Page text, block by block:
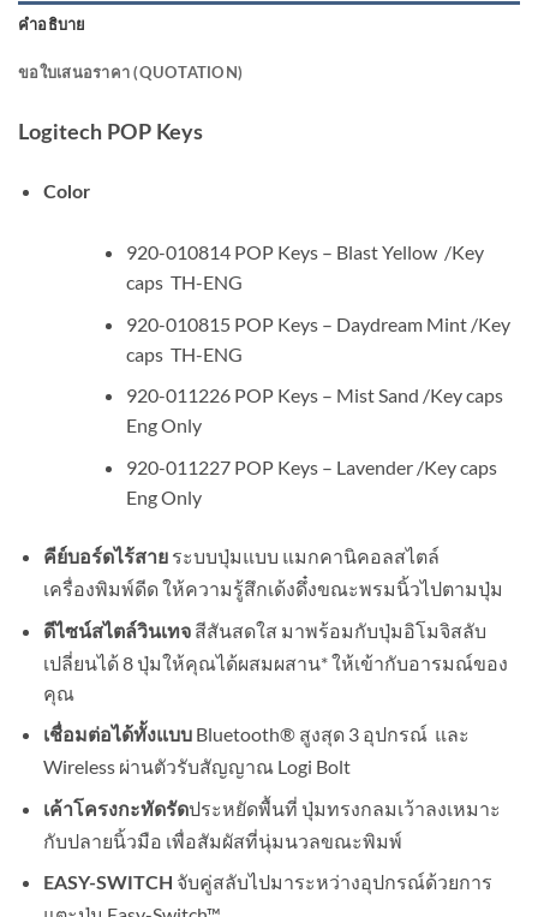
คำอธิบาย
ขอใบเสนอราคา (QUOTATION)
Logitech POP Keys
Color
920-010814 POP Keys – Blast Yellow /Key
caps TH-ENG
920-010815 POP Keys – Daydream Mint /Key
caps TH-ENG
920-011226 POP Keys – Mist Sand /Key caps
Eng Only
920-011227 POP Keys – Lavender /Key caps
Eng Only
คีย์บอร์ดไร้สายระบบปุ่มแบบ แมกคานิคอลสไตล์
เครื่องพิมพ์ดีด ให้ความรู้สึกเด้งดึ๋งขณะพรมนิ้วไปตามปุ่ม
ดีไซน์สไตล์วินเทจสีสันสดใส มาพร้อมกับปุ่มอิโมจิสลับ
เปลี่ยนได้ 8 ปุ่มให้คุณได้ผสมผสาน* ให้เข้ากับอารมณ์ของ
คุณ
เชื่อมต่อได้ทั้งแบบBluetooth® สูงสุด 3 อุปกรณ์ และ
Wireless ผ่านตัวรับสัญญาณ Logi Bolt
เค้าโครงกะทัดรัดประหยัดพื้นที่ ปุ่มทรงกลมเว้าลงเหมาะ
กับปลายนิ้วมือ เพื่อสัมผัสที่นุ่มนวลขณะพิมพ์
EASY-SWITCH จับคู่สลับไปมาระหว่างอุปกรณ์ด้วยการ